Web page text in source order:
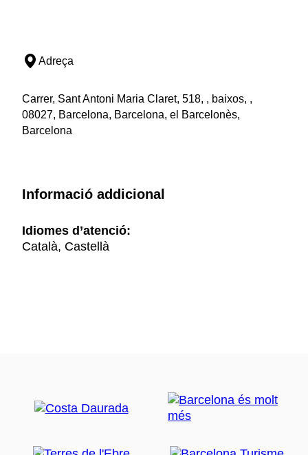
Adreça
Carrer, Sant Antoni Maria Claret, 518, , baixos, ,
08027, Barcelona, Barcelona, el Barcelonès,
Barcelona
Informació addicional
Idiomes d’atenció:
Català, Castellà